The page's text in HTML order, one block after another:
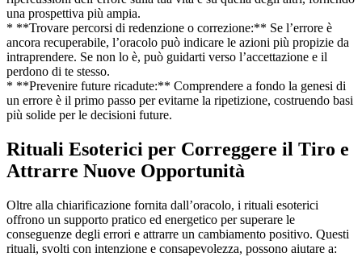
una prospettiva più ampia.
* **Trovare percorsi di redenzione o correzione:** Se l’errore è
ancora recuperabile, l’oracolo può indicare le azioni più propizie da
intraprendere. Se non lo è, può guidarti verso l’accettazione e il
perdono di te stesso.
* **Prevenire future ricadute:** Comprendere a fondo la genesi di
un errore è il primo passo per evitarne la ripetizione, costruendo basi
più solide per le decisioni future.
Rituali Esoterici per Correggere il Tiro e
Attrarre Nuove Opportunità
Oltre alla chiarificazione fornita dall’oracolo, i rituali esoterici
offrono un supporto pratico ed energetico per superare le
conseguenze degli errori e attrarre un cambiamento positivo. Questi
rituali, svolti con intenzione e consapevolezza, possono aiutare a: